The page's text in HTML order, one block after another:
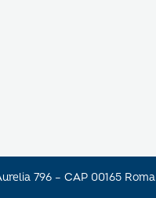
796 – CAP 00165 Roma